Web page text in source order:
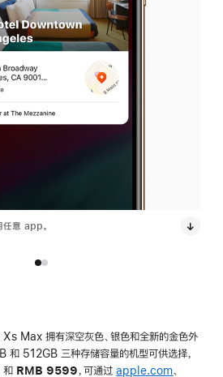
意 app。
Max 拥有深空灰色、银色和全新的金色外
和 512GB 三种存储容量的机型可供选择，
和 RMB 9599 ，可通过apple.com、